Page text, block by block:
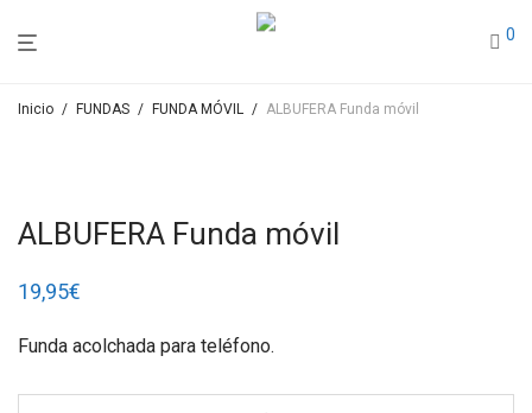
0
Inicio / FUNDAS / FUNDA MÓVIL / ALBUFERA Funda móvil
ALBUFERA Funda móvil
19,95€
Funda acolchada para teléfono.